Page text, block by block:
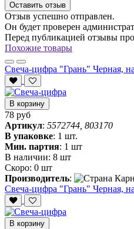
Оставить отзыв
Отзыв успешно отправлен.
Он будет проверен
Перед публикацией отзывы
Похожие товары
Свеча-цифра "‎Грань" Черная,
В корзину
78 руб
Артикул: 5572744, 803170
В упаковке: 1 шт.
Мин. партия: 1 шт
В наличии: 8 шт
Скоро: 0 шт
Производитель:
Свеча-цифра "‎Грань" Черная,
В корзину